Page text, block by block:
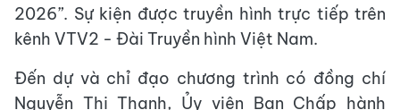
2026”. Sự kiện được truyền hình trực tiếp trên
kênh VTV2 - Đài Truyền hình Việt Nam.
Đến dự và chỉ đạo chương trình có đồng chí
Nguyễn Thị Thanh, Ủy viên Ban Chấp hành